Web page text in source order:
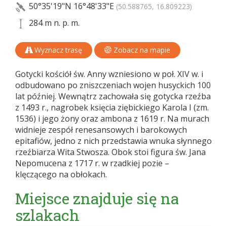
50°35'19"N 16°48'33"E (50.588765, 16.809223)
284 m n. p. m.
Wyznacz trasę Zobacz na mapie
Gotycki kościół św. Anny wzniesiono w poł. XIV w. i
odbudowano po zniszczeniach wojen husyckich 100
lat później. Wewnątrz zachowała się gotycka rzeźba
z 1493 r., nagrobek księcia ziębickiego Karola I (zm.
1536) i jego żony oraz ambona z 1619 r. Na murach
widnieje zespół renesansowych i barokowych
epitafiów, jedno z nich przedstawia wnuka słynnego
rzeźbiarza Wita Stwosza. Obok stoi figura św. Jana
Nepomucena z 1717 r. w rzadkiej pozie –
klęczącego na obłokach.
Miejsce znajduje się na
szlakach